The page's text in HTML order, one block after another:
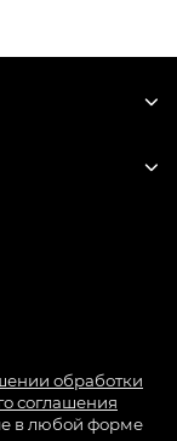
обработки
соглашения
в любой форме